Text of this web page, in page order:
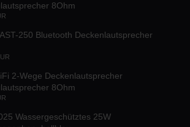
8Ohm
250 Bluetooth Deckenlautsprecher
2-Wege Deckenlautsprecher
8Ohm
Wassergeschütztes 25W